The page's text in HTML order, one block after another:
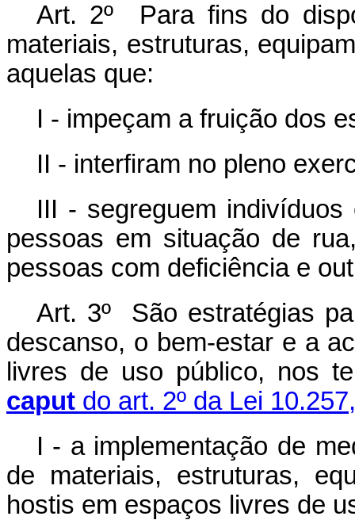
Art. 2º Para fins do
materiais, estruturas,
aquelas que:
I - impeçam a fruição dos
II - interfiram no pleno
III - segreguem
pessoas em situação de
pessoas com deficiência e
Art. 3º São estratégias
descanso, o bem-estar e a
livres de uso público, nos
caput do art. 2º da Lei
I - a implementação de
de materiais, estruturas,
hostis em espaços livres de